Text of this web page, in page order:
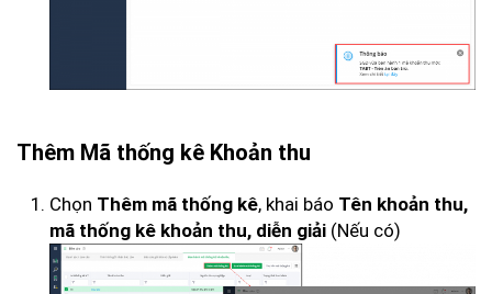
Thêm Mã thống kê Khoản thu
Chọn Thêm mã thống kê, khai báo Tên khoản thu,
mã thống kê khoản thu, diễn giải (Nếu có)